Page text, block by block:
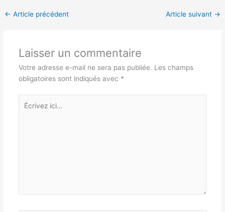
← Article précédent Article suivant →
Laisser un commentaire
Votre adresse e-mail ne sera pas publiée. Les champs
obligatoires sont indiqués avec *
Écrivez
ici…